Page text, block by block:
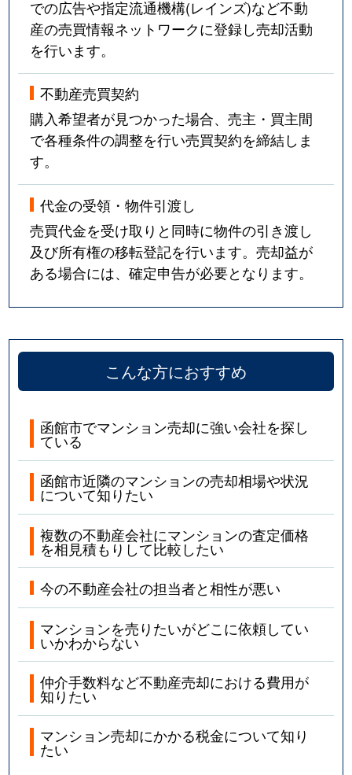
での広告や指定流通機構(レインズ)など不動
産の売買情報ネットワークに登録し売却活動
を行います。
不動産売買契約
購入希望者が見つかった場合、売主・買主間
で各種条件の調整を行い売買契約を締結しま
す。
代金の受領・物件引渡し
売買代金を受け取りと同時に物件の引き渡し
及び所有権の移転登記を行います。売却益が
ある場合には、確定申告が必要となります。
こんな方におすすめ
函館市でマンション売却に強い会社を探し
ている
函館市近隣のマンションの売却相場や状況
について知りたい
複数の不動産会社にマンションの査定価格
を相見積もりして比較したい
今の不動産会社の担当者と相性が悪い
マンションを売りたいがどこに依頼してい
いかわからない
仲介手数料など不動産売却における費用が
知りたい
マンション売却にかかる税金について知り
たい